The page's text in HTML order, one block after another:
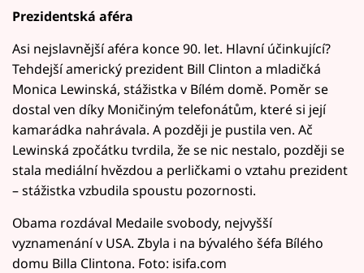
Prezidentská aféra
Asi nejslavnější aféra konce 90. let. Hlavní účinkující?
Tehdejší americký prezident Bill Clinton a mladičká
Monica Lewinská, stážistka v Bílém domě. Poměr se
dostal ven díky Moničiným telefonátům, které si její
kamarádka nahrávala. A později je pustila ven. Ač
Lewinská zpočátku tvrdila, že se nic nestalo, později se
stala mediální hvězdou a perličkami o vztahu prezident
– stážistka vzbudila spoustu pozornosti.
Obama rozdával Medaile svobody, nejvyšší
vyznamenání v USA. Zbyla i na bývalého šéfa Bílého
domu Billa Clintona. Foto: isifa.com